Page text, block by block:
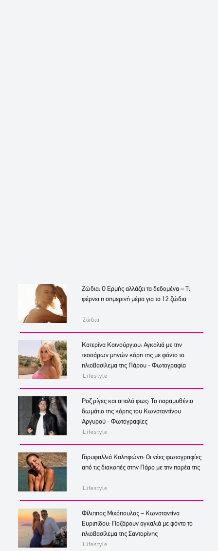
Ζώδια: Ο Ερμής αλλάζει τα δεδομένα – Τι
φέρνει η σημερινή μέρα για τα 12 ζώδια
Ζώδια
Κατερίνα Καινούργιου: Αγκαλιά με την
τεσσάρων μηνών κόρη της με φόντο το
ηλιοβασίλεμα της Πάρου - Φωτογραφία
Lifestyle
Ροζ ρίγες και απαλό φως: Το παραμυθένιο
δωμάτιο της κόρης του Κωνσταντίνου
Αργυρού - Φωτογραφίες
Lifestyle
Γαρυφαλλιά Καληφώνη: Οι νέες φωτογραφίες
από τις διακοπές στην Πάρο με την παρέα της
Lifestyle
Φίλιππος Μιχόπουλος – Κωνσταντίνα
Ευριπίδου: Ποζάρουν αγκαλιά με φόντο το
ηλιοβασίλεμα της Σαντορίνης
Lifestyle